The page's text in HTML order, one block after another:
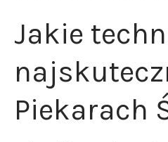
Jakie
Piekarach